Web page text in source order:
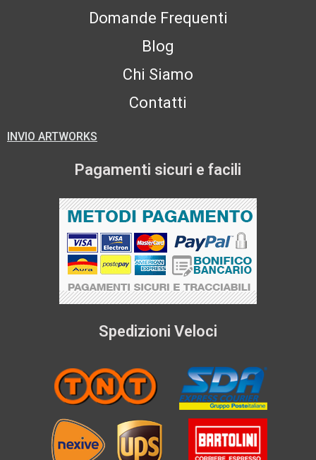
Domande Frequenti
Blog
Chi Siamo
Contatti
INVIO ARTWORKS
Pagamenti sicuri e facili
Spedizioni Veloci